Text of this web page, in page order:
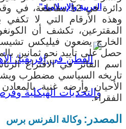
العربية والإسلامية”
دائرة في 12
وهذه الأرقام التي لا
المقترعين، تكشف أن
الخارج يضعون فيليكس
حصل على تأييد نحو ثمانين
اسم الفائز في الاقتراع
تاريخه السياسي مضطرب
الأحيان وأرضه غنية
الفقراء.
المصدر: وكالة الفرنس برس